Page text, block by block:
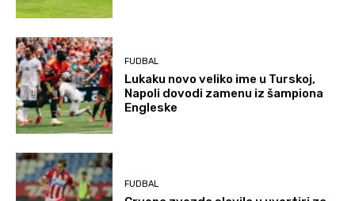
FUDBAL
Lukaku novo veliko ime u Turskoj,
Napoli dovodi zamenu iz šampiona
Engleske
FUDBAL